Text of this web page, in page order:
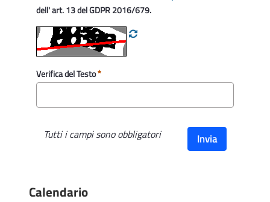
dell' art. 13 del GDPR 2016/679.
Verifica del Testo
Tutti i campi sono obbligatori Invia
Calendario